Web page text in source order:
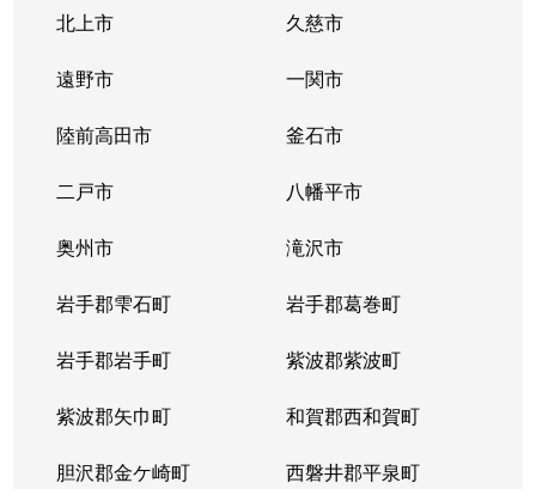
北上市 久慈市
遠野市 一関市
陸前高田市 釜石市
二戸市 八幡平市
奥州市 滝沢市
岩手郡雫石町 岩手郡葛巻町
岩手郡岩手町 紫波郡紫波町
紫波郡矢巾町 和賀郡西和賀町
胆沢郡金ケ崎町 西磐井郡平泉町